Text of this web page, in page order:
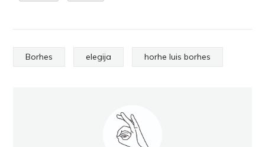
Borhes elegija horhe luis borhes